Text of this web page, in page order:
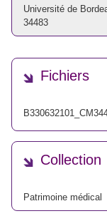
Université de
34483
Fichiers
Collection
Patrimoine médical